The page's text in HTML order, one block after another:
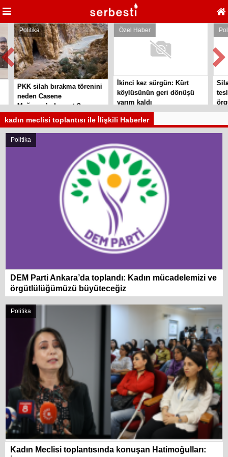
Politika
PKK silah bırakma törenini
neden Casene
Mağarası’nda yaptı?
Özel Haber
İkinci kez sürgün: Kürt
köylüsünün geri dönüşü
yarım kaldı
kadın meclisi toplantısı ile İlişkili Haberler
Politika
DEM Parti Ankara’da toplandı: Kadın mücadelemizi ve
örgütlülüğümüzü büyüteceğiz
Politika
Kadın Meclisi toplantısında konuşan Hatimoğulları: